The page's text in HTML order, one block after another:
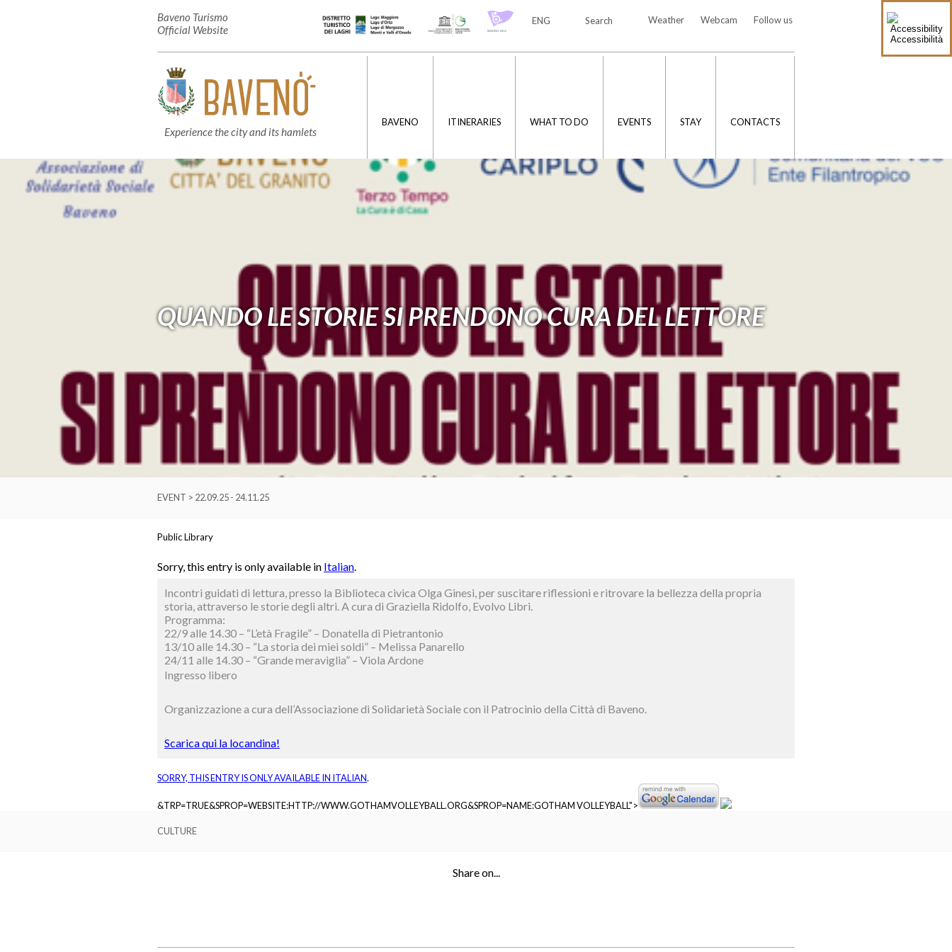
Accessibilità
Baveno Turismo
Official Website
Follow us
Webcam
Weather
Search
ENG
Experience the city and its hamlets
BAVENO ITINERARIES WHAT TO DO EVENTS STAY CONTACTS
QUANDO LE STORIE SI PRENDONO CURA DEL LETTORE
EVENT > 22.09.25 - 24.11.25
Public Library
Sorry, this entry is only available in Italian.
Incontri guidati di lettura, presso la Biblioteca civica Olga Ginesi, per suscitare riflessioni e ritrovare la bellezza della propria
storia, attraverso le storie degli altri. A cura di Graziella Ridolfo, Evolvo Libri.
Programma:
22/9 alle 14.30 – “L’età Fragile” – Donatella di Pietrantonio
13/10 alle 14.30 – “La storia dei miei soldi” – Melissa Panarello
24/11 alle 14.30 – “Grande meraviglia” – Viola Ardone
Ingresso libero
Organizzazione a cura dell’Associazione di Solidarietà Sociale con il Patrocinio della Città di Baveno.
Scarica qui la locandina!
SORRY, THIS ENTRY IS ONLY AVAILABLE IN ITALIAN.
&TRP=TRUE&SPROP=WEBSITE:HTTP://WWW.GOTHAMVOLLEYBALL.ORG&SPROP=NAME:GOTHAM VOLLEYBALL">
CULTURE
Share on...